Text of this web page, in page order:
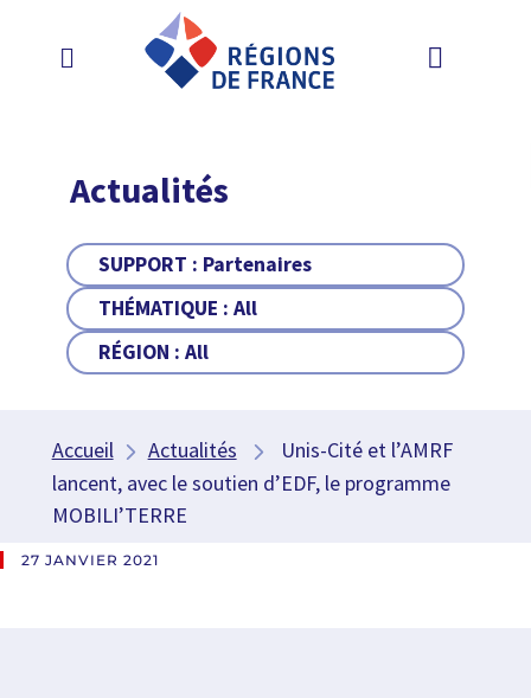
Actualités
SUPPORT : Partenaires
THÉMATIQUE :All
RÉGION :All
Accueil Actualités
Unis-Cité et l’AMRF
lancent, avec le soutien d’EDF, le programme
MOBILI’TERRE
27 JANVIER 2021